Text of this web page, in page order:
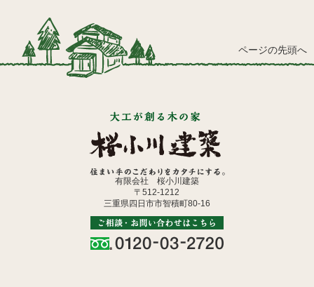
ページの先頭へ
有限会社 桜小川建築
〒512-1212
三重県四日市市智積町80-16